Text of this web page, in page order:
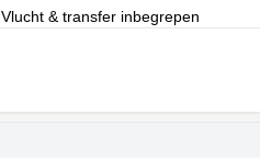
Vlucht & transfer inbegrepen